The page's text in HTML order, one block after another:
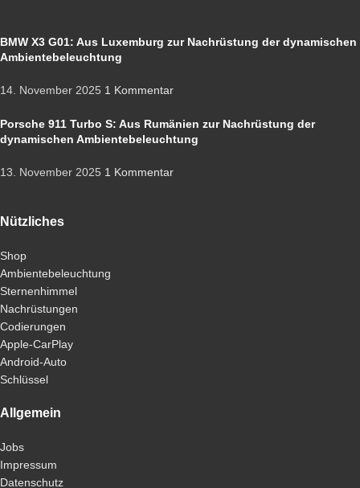
BMW X3 G01: Aus Luxemburg zur Nachrüstung der dynamischen
Ambientebeleuchtung
14. November 2025 1 Kommentar
Porsche 911 Turbo S: Aus Rumänien zur Nachrüstung der
dynamischen Ambientebeleuchtung
13. November 2025 1 Kommentar
Nützliches
Shop
Ambientebeleuchtung
Sternenhimmel
Nachrüstungen
Codierungen
Apple-CarPlay
Android-Auto
Schlüssel
Allgemein
Jobs
Impressum
Datenschutz